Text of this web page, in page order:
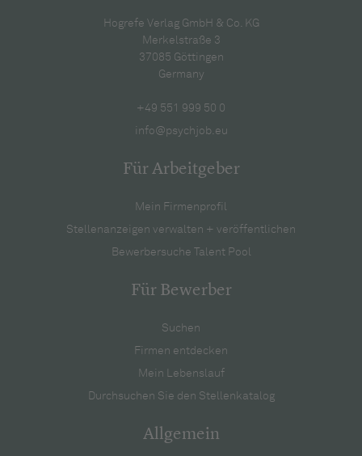
Hogrefe Verlag GmbH & Co. KG
Merkelstraße 3
37085 Göttingen
Germany
+49 551 999 50 0
info@psychjob.eu
Für Arbeitgeber
Mein Firmenprofil
Stellenanzeigen verwalten + veröffentlichen
Bewerbersuche Talent Pool
Für Bewerber
Suchen
Firmen entdecken
Mein Lebenslauf
Durchsuchen Sie den Stellenkatalog
Allgemein